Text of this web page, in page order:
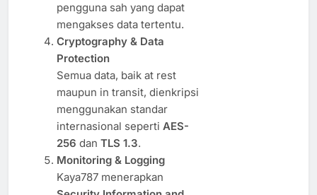
pengguna sah yang dapat
mengakses data tertentu.
Cryptography & Data
Protection
Semua data, baik at rest
maupun in transit, dienkripsi
menggunakan standar
internasional seperti AES-
256 dan TLS 1.3.
Monitoring & Logging
Kaya787 menerapkan